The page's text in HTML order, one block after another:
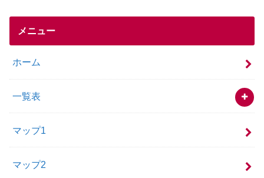
メニュー
ホーム
一覧表
マップ1
マップ2